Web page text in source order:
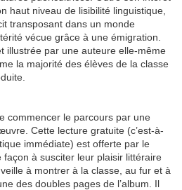
haut niveau de lisibilité linguistique,
transposant dans un monde
vécue grâce à une émigration.
illustrée par une auteure elle-même
la majorité des élèves de la classe
commencer le parcours par une
Cette lecture gratuite (c’est-à-
immédiate) est offerte par le
à susciter leur plaisir littéraire
à montrer à la classe, au fur et à
des doubles pages de l’album. Il